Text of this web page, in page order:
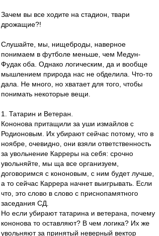
Зачем вы все ходите на стадион, твари
дрожащие?!
Слушайте, мы, нищеброды, наверное
понимаем в футболе меньше, чем Медун-
Фудак оба. Однако логическим, да и вообще
мышлением природа нас не обделила. Что-то
дала. Не много, но хватает для того, чтобы
понимать некоторые вещи.
1. Татарин и Ветеран.
Кононова притащили за уши измайлов с
Родионовым. Их убирают сейчас потому, что в
ноябре, очевидно, они взяли ответственность
за увольнение Карреры на себя: срочно
увольняйте, мы ща все организуем,
договоримся с кононовым, с ним будет лучше,
а то сейчас Каррера начнет выигрывать. Если
что, это слово в слово с приснопамятного
заседания СД.
Но если убирают татарина и ветерана, почему
кононова то оставляют? В чем логика? Их же
увольняют за принятый неверный вектор